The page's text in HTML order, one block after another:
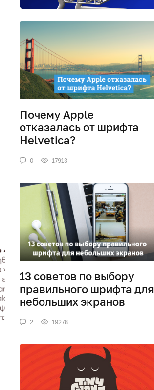
Почему Apple
отказалась от шрифта
Helvetica?
0 17913
13 советов по выбору
правильного шрифта для
небольших экранов
2 19278